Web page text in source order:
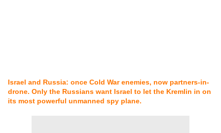
Israel and Russia: once Cold War enemies, now partners-in-
drone. Only the Russians want Israel to let the Kremlin in on
its most powerful unmanned spy plane.